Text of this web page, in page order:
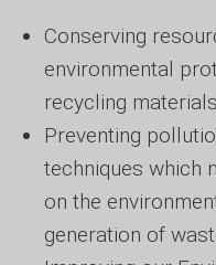
Conserving
environmental
recycling
Preventing
techniques which
on the
generation of